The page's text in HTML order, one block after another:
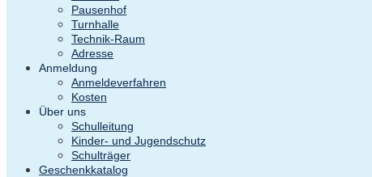
Pausenhof
Turnhalle
Technik-Raum
Adresse
Anmeldung
Anmeldeverfahren
Kosten
Über uns
Schulleitung
Kinder- und Jugendschutz
Schulträger
Geschenkkatalog